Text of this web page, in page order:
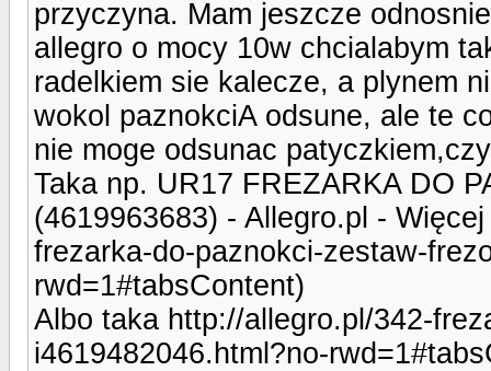
przyczyna. Mam jeszcze
allegro o mocy 10w chcialabym
radelkiem sie kalecze, a plynem
wokol paznokciA odsune, ale te
nie moge odsunac
Taka np. UR17 FREZARKA DO
(4619963683) - Allegro.pl -
frezarka-do-paznokci-zestaw-
rwd=1#tabsContent)
Albo taka http://allegro.pl/342-
i4619482046.html?no-